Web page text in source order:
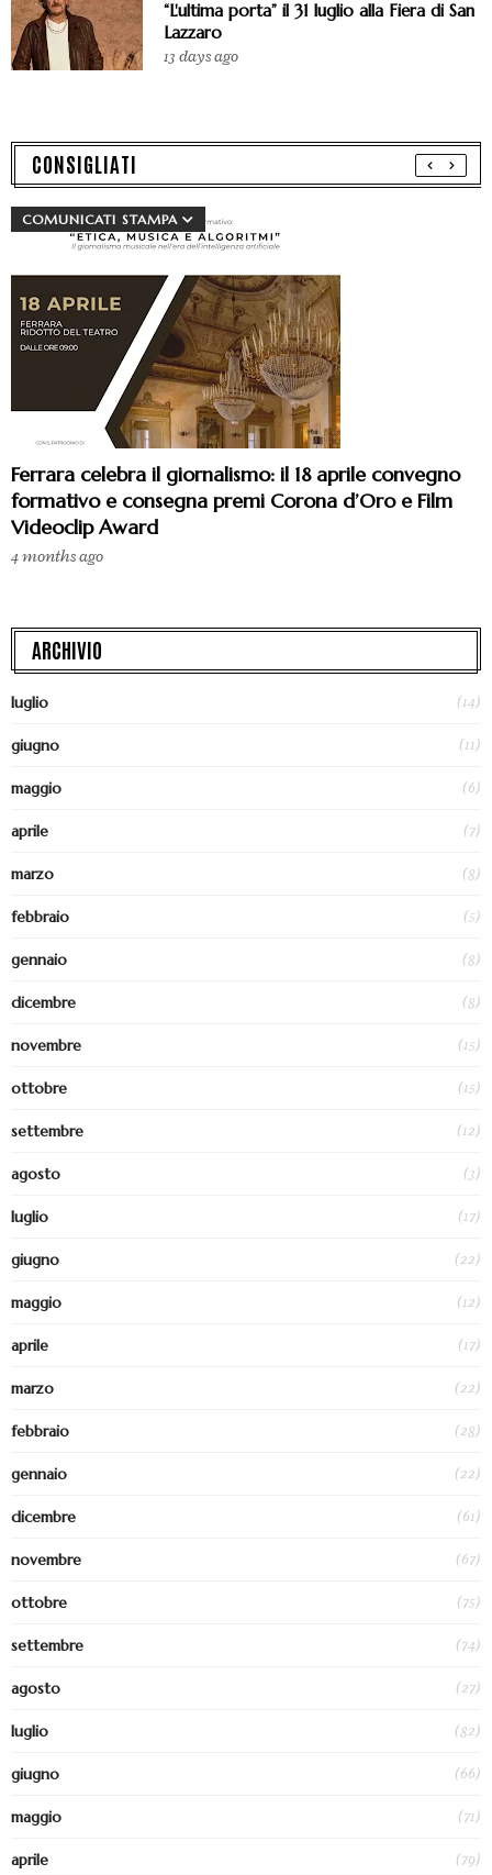
“L'ultima porta” il 31 luglio alla Fiera di San
Lazzaro
13 days ago
CONSIGLIATI
COMUNICATI STAMPA
Ferrara celebra il giornalismo: il 18 aprile convegno
formativo e consegna premi Corona d’Oro e Film
Videoclip Award
4 months ago
ARCHIVIO
luglio (14)
giugno (11)
maggio (6)
aprile (7)
marzo (8)
febbraio (5)
gennaio (8)
dicembre (8)
novembre (15)
ottobre (15)
settembre (12)
agosto (3)
luglio (17)
giugno (22)
maggio (12)
aprile (17)
marzo (22)
febbraio (28)
gennaio (22)
dicembre (61)
novembre (67)
ottobre (75)
settembre (74)
agosto (27)
luglio (82)
giugno (66)
maggio (71)
aprile (79)